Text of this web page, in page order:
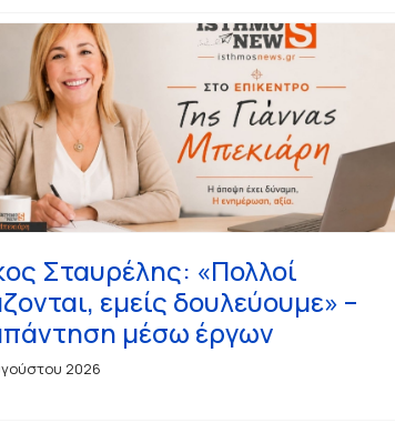
Σταυρέλης: «Πολλοί
εμείς δουλεύουμε» –
μέσω έργων
2026